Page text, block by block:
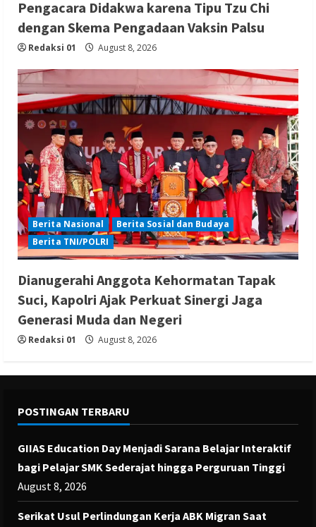
Pengacara Didakwa karena Tipu Tzu Chi
dengan Skema Pengadaan Vaksin Palsu
Redaksi 01 August 8, 2026
Berita Nasional
Berita Sosial dan Budaya
Berita TNI/POLRI
Dianugerahi Anggota Kehormatan Tapak
Suci, Kapolri Ajak Perkuat Sinergi Jaga
Generasi Muda dan Negeri
Redaksi 01 August 8, 2026
POSTINGAN TERBARU
GIIAS Education Day Menjadi Sarana Belajar Interaktif
bagi Pelajar SMK Sederajat hingga Perguruan Tinggi
August 8, 2026
Serikat Usul Perlindungan Kerja ABK Migran Saat